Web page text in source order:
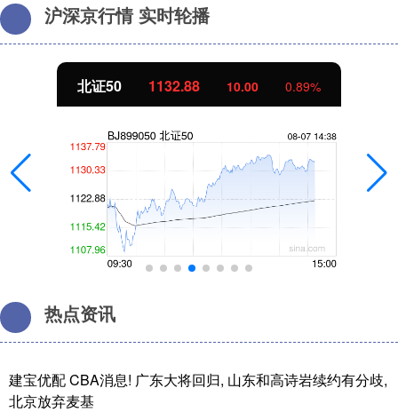
沪深京行情 实时轮播
北证50 1132.88 10.00 0.89%
热点资讯
建宝优配 CBA消息! 广东大将回归, 山东和高诗岩续约有分歧,
北京放弃麦基